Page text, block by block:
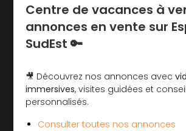
Centre de vacances à
annonces en vente sur
SudEst 🔑
🎥 Découvrez nos annonces avec
immersives, visites guidées et
personnalisés.
Consulter toutes nos annonces